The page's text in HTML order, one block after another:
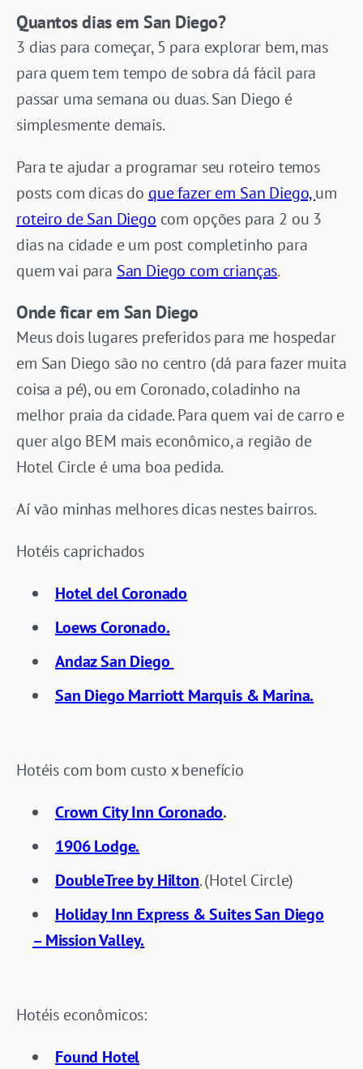
Quantos dias em San Diego?
3 dias para começar, 5 para explorar bem, mas
para quem tem tempo de sobra dá fácil para
passar uma semana ou duas. San Diego é
simplesmente demais.
Para te ajudar a programar seu roteiro temos
posts com dicas do que fazer em San Diego,um
roteiro de San Diego com opções para 2 ou 3
dias na cidade e um post completinho para
quem vai para San Diego com crianças.
Onde ficar em San Diego
Meus dois lugares preferidos para me hospedar
em San Diego são no centro (dá para fazer muita
coisa a pé), ou em Coronado, coladinho na
melhor praia da cidade. Para quem vai de carro e
quer algo BEM mais econômico, a região de
Hotel Circle é uma boa pedida.
Aí vão minhas melhores dicas nestes bairros.
Hotéis caprichados
Hotel del Coronado
Loews Coronado.
AndazSan Diego
San Diego Marriott Marquis & Marina.
Hotéis com bom custo x benefício
Crown City Inn Coronado.
1906 Lodge.
DoubleTree by Hilton. (Hotel Circle)
Holiday Inn Express & Suites San Diego
– Mission Valley.
Hotéis econômicos:
Found Hotel